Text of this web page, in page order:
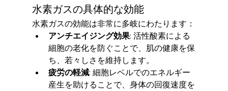
水素ガスの具体的な効能
水素ガスの効能は非常に多岐にわたります：
アンチエイジング効果: 活性酸素による
細胞の老化を防ぐことで、肌の健康を保
ち、若々しさを維持します。
疲労の軽減: 細胞レベルでのエネルギー
産生を助けることで、身体の回復速度を